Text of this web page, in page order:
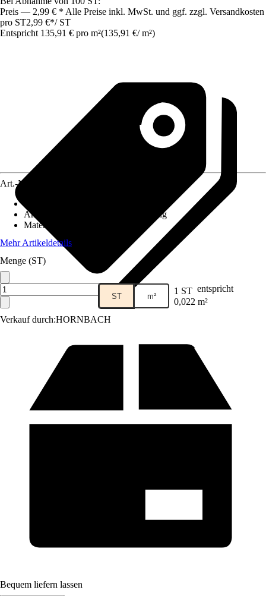
Preis — 2,99 € * Alle Preise inkl. MwSt. und ggf. zzgl. Versandkosten
pro ST2,99 €*/ ST
Entspricht 135,91 € pro m²(135,91 €/ m²)
Verkauf durch:HORNBACH
Art.-Nr.
Anwendung
Abgrenzung, Gestaltung
Material
Mehr Artikeldetails
Menge (ST)
ST m² 1 ST entspricht
0,022 m²
Bequem liefern lassen